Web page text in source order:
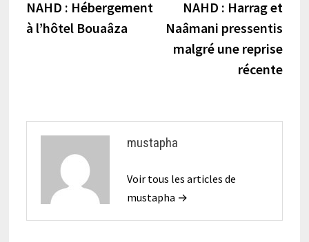
de
précédente :
NAHD : Hébergement
à l’hôtel Bouaâza
NAHD : Harrag et
Naâmani pressentis
malgré une reprise
récente
mustapha
Voir tous les articles de
mustapha →